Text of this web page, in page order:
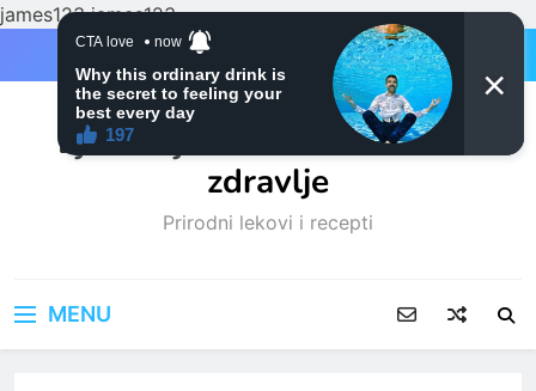
james123james123
Ljubitelji mačaka i Prirodno
zdravlje
Prirodni lekovi i recepti
MENU